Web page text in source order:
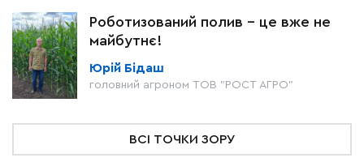
Роботизований полив – це вже не
майбутнє!
Юрій Бідаш
головний агроном ТОВ "РОСТ АГРО"
ВСІ ТОЧКИ ЗОРУ